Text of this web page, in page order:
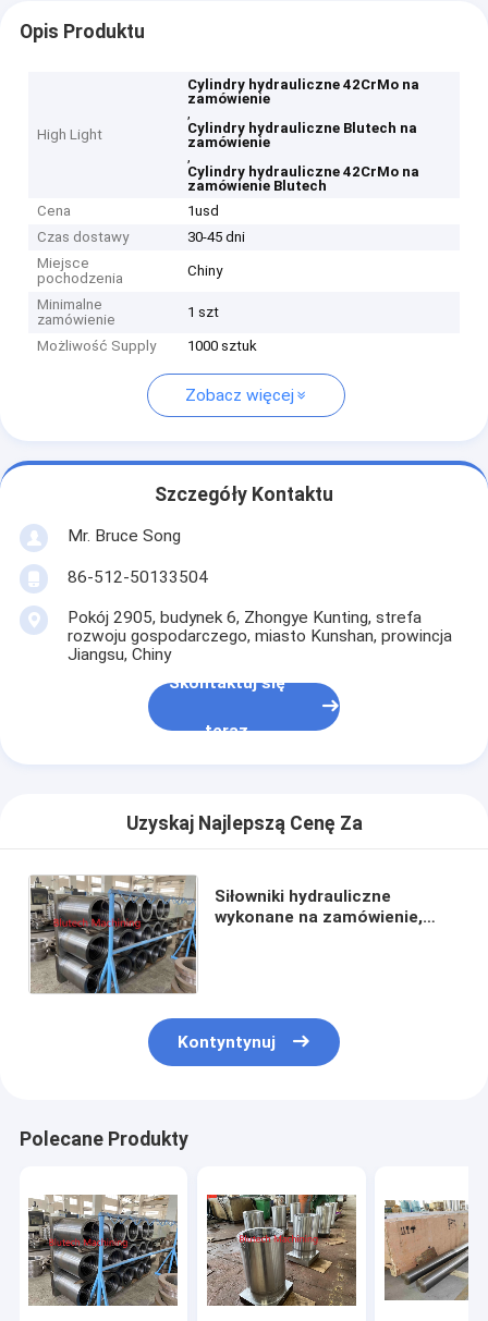
Opis Produktu
High Light
Cylindry hydrauliczne 42CrMo na
zamówienie
,
Cylindry hydrauliczne Blutech na
zamówienie
,
Cylindry hydrauliczne 42CrMo na
zamówienie Blutech
Cena
1usd
Czas dostawy
30-45 dni
Miejsce
pochodzenia
Chiny
Minimalne
zamówienie
1 szt
Możliwość Supply 1000 sztuk
Zobacz więcej
Szczegóły Kontaktu
Mr. Bruce Song
86-512-50133504
Pokój 2905, budynek 6, Zhongye Kunting, strefa
rozwoju gospodarczego, miasto Kunshan, prowincja
Jiangsu, Chiny
Skontaktuj się
teraz
Uzyskaj Najlepszą Cenę Za
Siłowniki hydrauliczne
wykonane na zamówienie,
Kontyntynuj
Polecane Produkty